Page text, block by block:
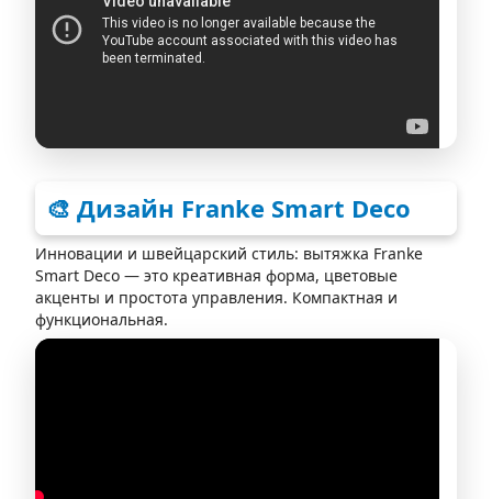
🎨 Дизайн Franke Smart Deco
Инновации и швейцарский стиль: вытяжка Franke
Smart Deco — это креативная форма, цветовые
акценты и простота управления. Компактная и
функциональная.